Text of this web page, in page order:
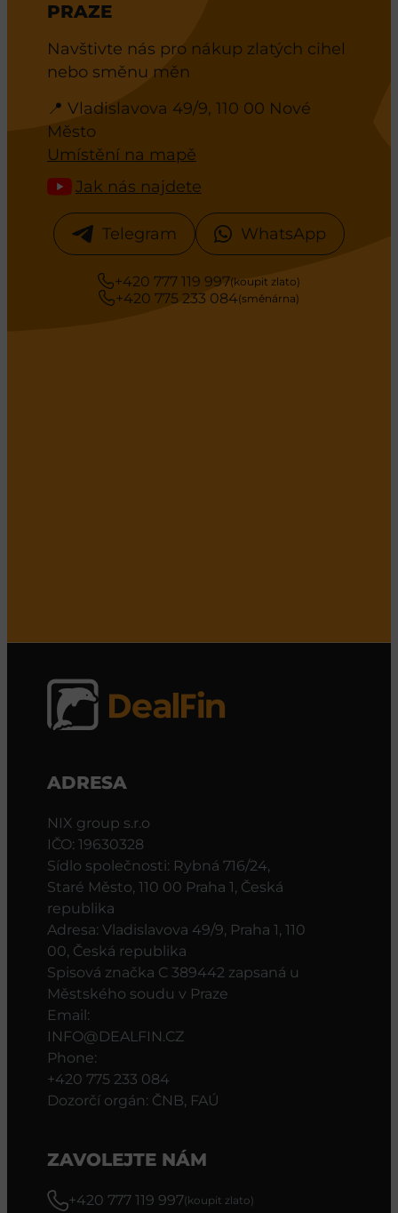
PRAZE
Navštivte nás pro nákup zlatých cihel
nebo směnu měn
📍 Vladislavova 49/9, 110 00 Nové
Město
Umístění na mapě
Jak nás najdete
Telegram WhatsApp
+420 777 119 997(koupit zlato)
+420 775 233 084(směnárna)
ADRESA
NIX group s.r.o
IČO: 19630328
Sídlo společnosti: Rybná 716/24,
Staré Město, 110 00 Praha 1, Česká
republika
Adresa: Vladislavova 49/9, Praha 1, 110
00, Česká republika
Spisová značka C 389442 zapsaná u
Městského soudu v Praze
Email:
INFO@DEALFIN.CZ
Phone:
+420 775 233 084
Dozorčí orgán: ČNB, FAÚ
ZAVOLEJTE NÁM
+420 777 119 997(koupit zlato)